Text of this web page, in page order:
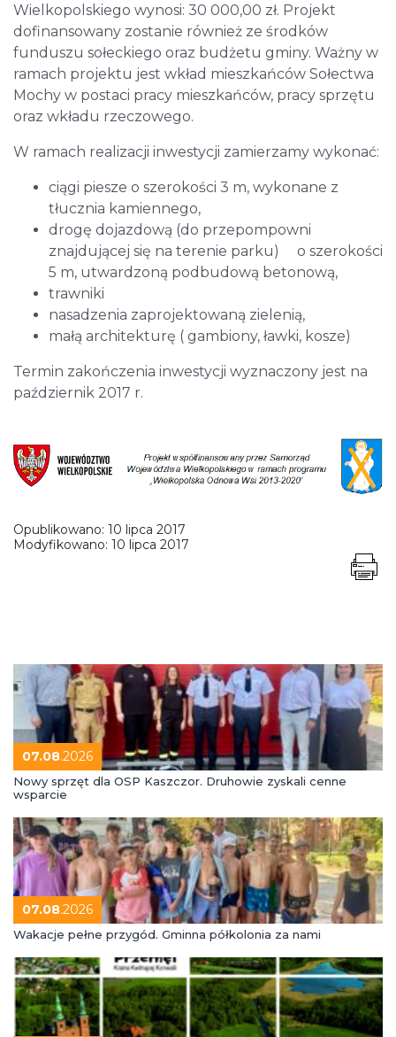
Wielkopolskiego wynosi: 30 000,00 zł. Projekt
dofinansowany zostanie również ze środków
funduszu sołeckiego oraz budżetu gminy. Ważny w
ramach projektu jest wkład mieszkańców Sołectwa
Mochy w postaci pracy mieszkańców, pracy sprzętu
oraz wkładu rzeczowego.
W ramach realizacji inwestycji zamierzamy wykonać:
ciągi piesze o szerokości 3 m, wykonane z
tłucznia kamiennego,
drogę dojazdową (do przepompowni
znajdującej się na terenie parku) o szerokości
5 m, utwardzoną podbudową betonową,
trawniki
nasadzenia zaprojektowaną zielenią,
małą architekturę ( gambiony, ławki, kosze)
Termin zakończenia inwestycji wyznaczony jest na
październik 2017 r.
Opublikowano: 10 lipca 2017
Modyfikowano: 10 lipca 2017
07.08.2026
Nowy sprzęt dla OSP Kaszczor. Druhowie zyskali cenne
wsparcie
07.08.2026
Wakacje pełne przygód. Gminna półkolonia za nami